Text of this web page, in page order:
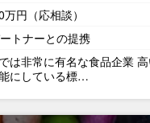
円（応相談）
トナーとの提携
は非常に有名な食品企業
にしている標…